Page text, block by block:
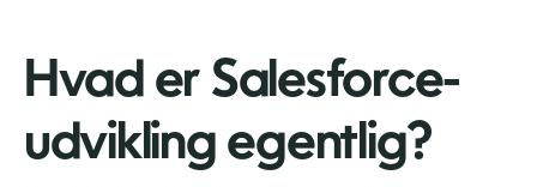
Hvad er Salesforce-
udvikling egentlig?